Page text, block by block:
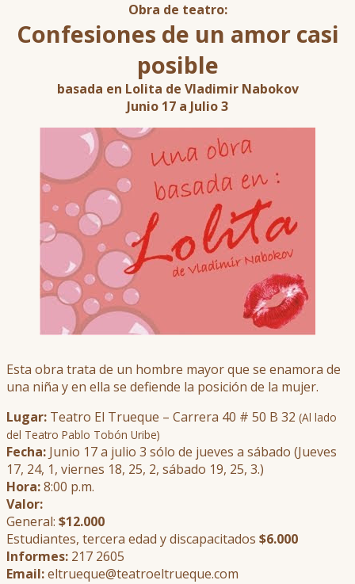
Obra de teatro:
Confesiones de un amor casi
posible
basada en Lolita de Vladimir Nabokov
Junio 17 a Julio 3
Esta obra trata de un hombre mayor que se enamora de
una niña y en ella se defiende la posición de la mujer.
Lugar: Teatro El Trueque – Carrera 40 # 50 B 32 (Al lado
del Teatro Pablo Tobón Uribe)
Fecha: Junio 17 a julio 3 sólo de jueves a sábado (Jueves
17, 24, 1, viernes 18, 25, 2, sábado 19, 25, 3.)
Hora:8:00 p.m.
Valor:
General: $12.000
Estudiantes, tercera edad y discapacitados $6.000
Informes: 217 2605
Email:eltrueque@teatroeltrueque.com